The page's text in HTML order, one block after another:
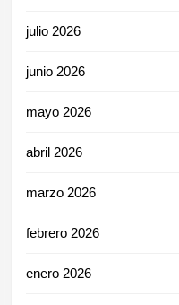
julio 2026
junio 2026
mayo 2026
abril 2026
marzo 2026
febrero 2026
enero 2026